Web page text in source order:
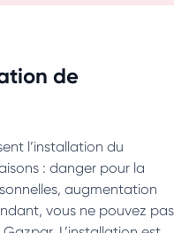
de
l’installation du
: danger pour la
augmentation
vous ne pouvez pas